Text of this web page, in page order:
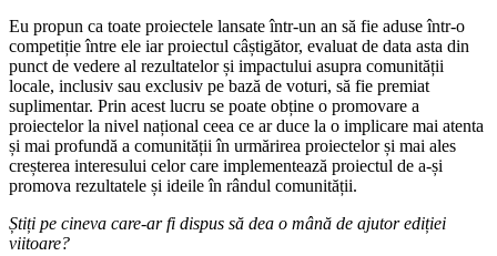
Eu propun ca toate proiectele lansate într-un an să fie aduse într-o
competiție între ele iar proiectul câștigător, evaluat de data asta din
punct de vedere al rezultatelor și impactului asupra comunității
locale, inclusiv sau exclusiv pe bază de voturi, să fie premiat
suplimentar. Prin acest lucru se poate obține o promovare a
proiectelor la nivel național ceea ce ar duce la o implicare mai atenta
și mai profundă a comunității în urmărirea proiectelor și mai ales
creșterea interesului celor care implementează proiectul de a-și
promova rezultatele și ideile în rândul comunității.
Știți pe cineva care-ar fi dispus să dea o mână de ajutor ediției
viitoare?